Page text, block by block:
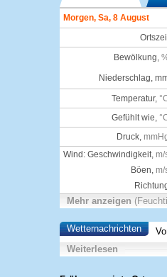
Morgen, Sa, 8 August
Bewölkung,
Niederschlag,
Temperatur,
Gefühlt wie,
Druck,
Wind: Geschwindigkeit, m/
Böen, m/
Mehr anzeigen
Wetternachrichten
Weiterlesen